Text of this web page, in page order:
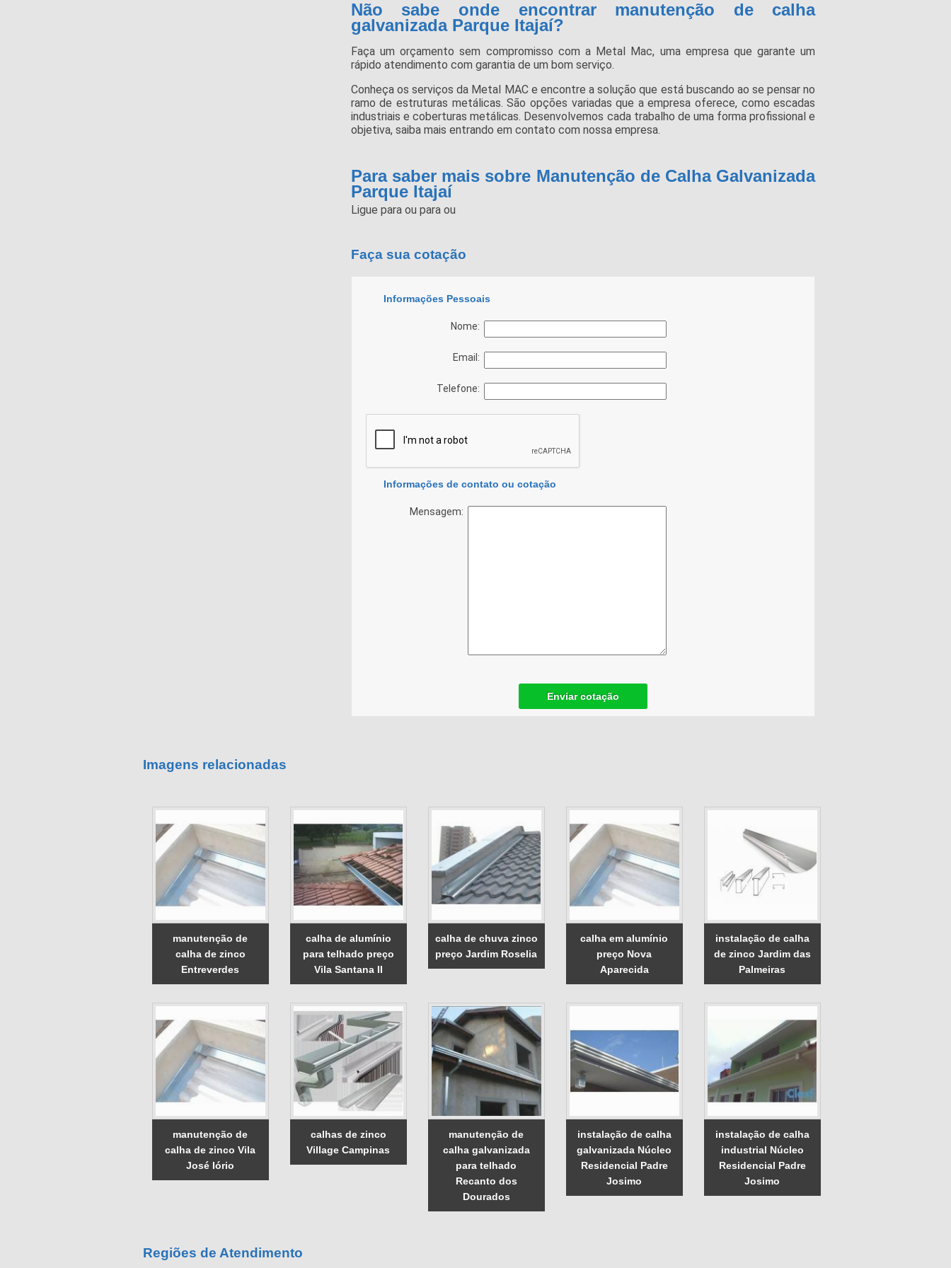
Não sabe onde encontrar manutenção de calha
galvanizada Parque Itajaí?
Faça um orçamento sem compromisso com a Metal Mac, uma empresa que garante um
rápido atendimento com garantia de um bom serviço.
Conheça os serviços da Metal MAC e encontre a solução que está buscando ao se pensar no
ramo de estruturas metálicas. São opções variadas que a empresa oferece, como escadas
industriais e coberturas metálicas. Desenvolvemos cada trabalho de uma forma profissional e
objetiva, saiba mais entrando em contato com nossa empresa.
Para saber mais sobre Manutenção de Calha Galvanizada
Parque Itajaí
Ligue para ou para ou
Faça sua cotação
Informações Pessoais
Nome:
Email:
Telefone:
Informações de contato ou cotação
Mensagem:
Enviar cotação
Imagens relacionadas
manutenção de
calha de zinco
Entreverdes
calha de alumínio
para telhado preço
Vila Santana II
calha de chuva zinco
preço Jardim Roselia
calha em alumínio
preço Nova
Aparecida
instalação de calha
de zinco Jardim das
Palmeiras
manutenção de
calha de zinco Vila
José Iório
calhas de zinco
Village Campinas
manutenção de
calha galvanizada
para telhado
Recanto dos
Dourados
instalação de calha
galvanizada Núcleo
Residencial Padre
Josimo
instalação de calha
industrial Núcleo
Residencial Padre
Josimo
Regiões de Atendimento